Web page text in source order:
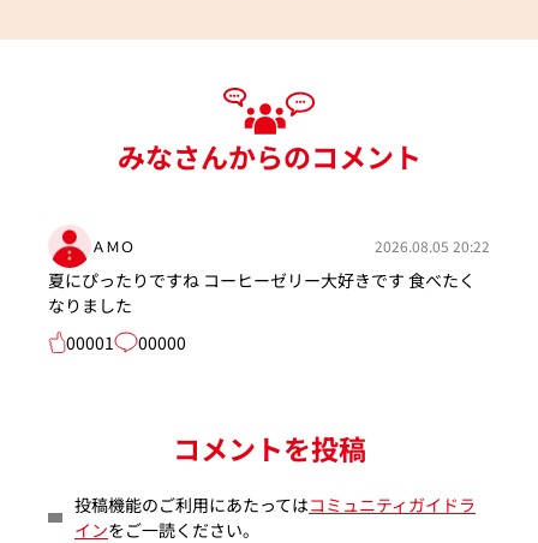
みなさんからのコメント
ＡＭＯ 2026.08.05 20:22
夏にぴったりですね コーヒーゼリー大好きです 食べたく
なりました
00001
00000
コメントを投稿
投稿機能のご利用にあたってはコミュニティガイドラ
インをご一読ください。